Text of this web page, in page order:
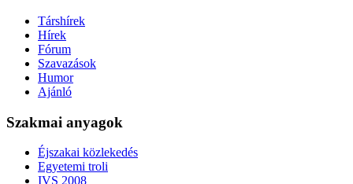
Társhírek
Hírek
Fórum
Szavazások
Humor
Ajánló
Szakmai anyagok
Éjszakai közlekedés
Egyetemi troli
IVS 2008